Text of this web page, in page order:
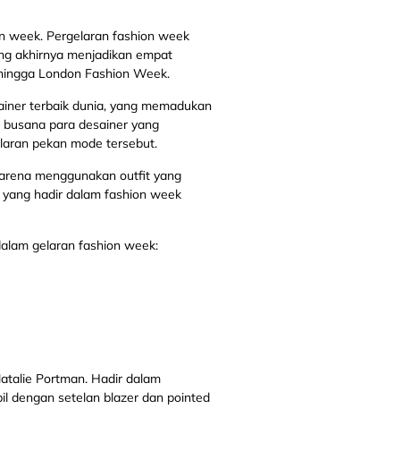
week. Pergelaran fashion week
akhirnya menjadikan empat
London Fashion Week.
terbaik dunia, yang memadukan
para desainer yang
pekan mode tersebut.
menggunakan outfit yang
hadir dalam fashion week
gelaran fashion week:
Portman. Hadir dalam
dengan setelan blazer dan pointed